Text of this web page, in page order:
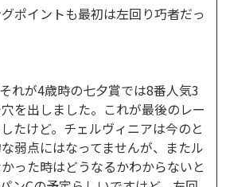
ポイントも最初は左回り巧者だっ
れが4歳時の七夕賞では8番人気3
を出しました。これが最後のレー
たけど。チェルヴィニアは今のと
弱点にはなってませんが、またル
った時はどうなるかわからないと